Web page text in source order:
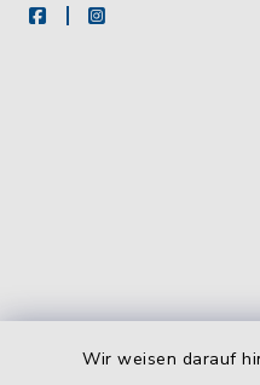
Wir weisen darauf
facebookinstagram